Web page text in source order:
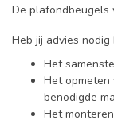
De plafondbeugels
Heb jij advies
Het
Het opmeten
benodigde
Het